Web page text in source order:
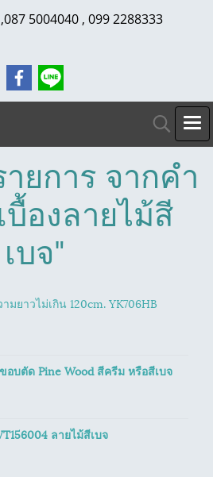
5004040 , 099 2288333
ยการ จากคำ
บื้องลายไม้สี
เบจ"
มยาวไม่เกิน 120cm. YK706HB
อบตัด Pine Wood สีครีม หรือสีเบจ
ลายไม้สีเบจ